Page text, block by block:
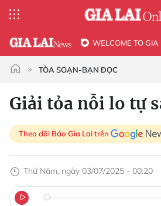
WELCOME TO GIA
TÒA SOẠN-BẠN ĐỌC
Giải tỏa nỗi lo tự
Theo dõi Báo Gia Lai trên
Thứ Năm, ngày 03/07/2025 - 00:20